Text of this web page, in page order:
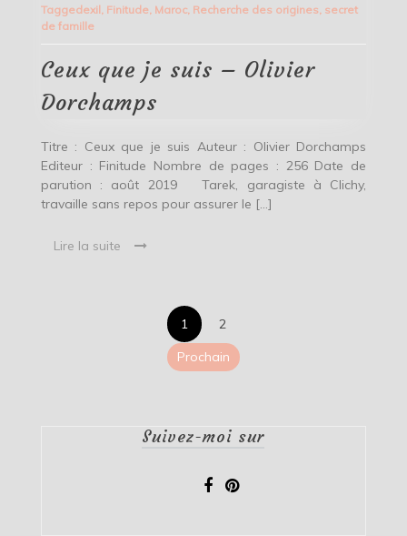
je
Olivier
Dorchamps
Taggedexil, Finitude, Maroc, Recherche des origines secret
de famille
Ceux que je suis – Olivier
Dorchamps
Titre : Ceux que je suis Auteur : Olivier Dorchamps
Editeur : Finitude Nombre de pages : 256 Date de
parution : août 2019 Tarek, garagiste à Clichy,
travaille sans repos pour assurer le […]
Lire la suite
Pagination
des
1
2
Prochain
Suivez-moi sur